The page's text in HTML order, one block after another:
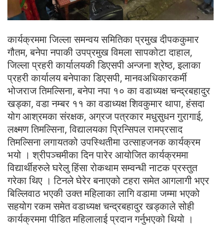
कार्यक्रममा जिल्ला समन्वय समितिका प्रमुख दीपककुमार
गौतम, बनेपा नपाकी उपप्रमुख विमला सापकोटा दाहाल,
जिल्ला प्रहरी कार्यालयकी डिएसपी अन्जना श्रेष्ठ, इलाका
प्रहरी कार्यालय बनेपाका डिएसपी, मानवअधिकारकर्मी
भोजराज तिमल्सिना, बनेपा नपा १० का वडाध्यक्ष चन्द्रबहादुर
खड्का, वडा नम्बर ११ का वडाध्यक्ष शिवकुमार थापा, हंसदा
योग आश्रमका संरक्षक, अग्रज पत्रकार मधुसुधन गुरागाई,
लक्ष्मण तिमल्सिना, विद्यालयका प्रिन्सिपल रामप्रसाद
तिमल्सिना लगायतको उपस्थितीमा उत्साहजनक कार्यक्रम
भयो । श्रीपञ्चमीका दिन पारेर आयोजित कार्यक्रममा
विद्यार्थीहरुले घरेलु हिंसा रोकथाम सम्वन्धी नाटक प्रस्तुत
गरेका थिए । टिनले घेरेर बनाएको टहरा समेत आगलागी भएर
बिल्लिवाठ भएकी उक्त महिलाका लागि वडामा जम्मा भएको
सहयोग रकम समेत वडाध्यक्ष चन्द्रबहादुर खड्काले सोही
कार्यक्रममा पीडित महिलालाई प्रदान गर्नुभएको थियो ।